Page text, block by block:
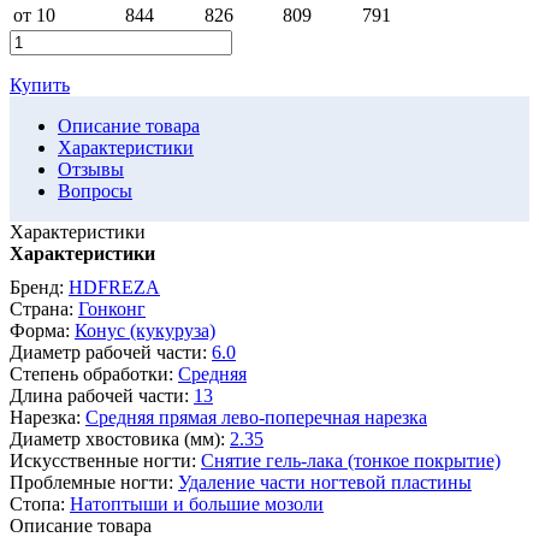
Характеристики
Характеристики
Бренд: HDFREZA
Страна: Гонконг
Форма: Конус (кукуруза)
Диаметр рабочей части: 6.0
Степень обработки: Средняя
Длина рабочей части: 13
Нарезка: Средняя прямая лево-поперечная нарезка
Диаметр хвостовика (мм): 2.35
Искусственные ногти: Снятие гель-лака (тонкое покрытие)
Проблемные ногти: Удаление части ногтевой пластины
Стопа: Натоптыши и большие мозоли
от 10
844 826 809 791
Купить
Описание товара
Характеристики
Отзывы
Вопросы
Описание товара